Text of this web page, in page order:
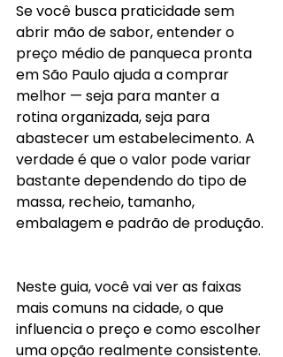
Se você busca praticidade sem
abrir mão de sabor, entender o
preço médio de panqueca pronta
em São Paulo ajuda a comprar
melhor — seja para manter a
rotina organizada, seja para
abastecer um estabelecimento. A
verdade é que o valor pode variar
bastante dependendo do tipo de
massa, recheio, tamanho,
embalagem e padrão de produção.
Neste guia, você vai ver as faixas
mais comuns na cidade, o que
influencia o preço e como escolher
uma opção realmente consistente.